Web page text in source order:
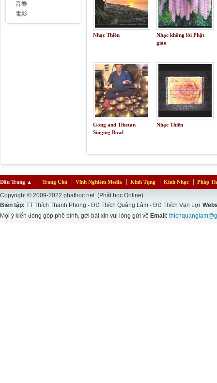
音樂
電影
Nhạc Thiền
Nhạc không lời Phật
giáo
Gong and Tibetan
Singing Bowl
Nhạc Thiền
Đầu Trang ▲ Trang Chủ Vĩnh Nghiêm Media Kinh Tụng Kinh Nhạc Pháp
Copyright © 2009-2022 phathoc.net. (Phật học Online)
Biên tập: TT Thích Thanh Phong - ĐĐ Thích Quảng Lâm - ĐĐ Thích Vạn Lợi
Mọi ý kiến đóng góp phê bình, gởi bài xin vui lòng gửi về Email: